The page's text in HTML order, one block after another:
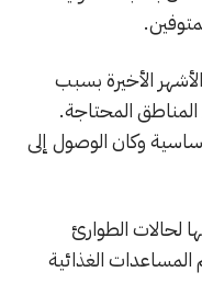
الأخيرة بسبب
المحتاجة.
وكان الوصول إلى
لحالات الطوارئ
الغذائية